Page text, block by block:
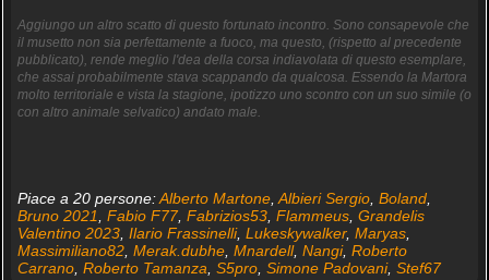
Aggiungo un altro scatto di questo fortunato incontro. Sono consapevole che
il musetto non sia perfettamente a fuoco, ma questo, (rispetto al precedente
pubblicato), rende meglio l'dea della corsa indiavolata di questo esemplare,
che assai probabilmente stava scappando da qualcosa. Essendo la Martora
molto territoriale e vista la stagione, ipotizzo uno scontro con un suo simile (o
con altro animale selvatico) andato male.
Piace a 20 persone:Alberto Martone,Albieri Sergio, Boland,
Bruno 2021, Fabio F77, Fabrizios53, Flammeus, Grandelis
Valentino 2023, Ilario Frassinelli, Lukeskywalker, Maryas,
Massimiliano82, Merak.dubhe, Mnardell, Nangi, Roberto
Carrano, Roberto Tamanza, S5pro, Simone Padovani, Stef67